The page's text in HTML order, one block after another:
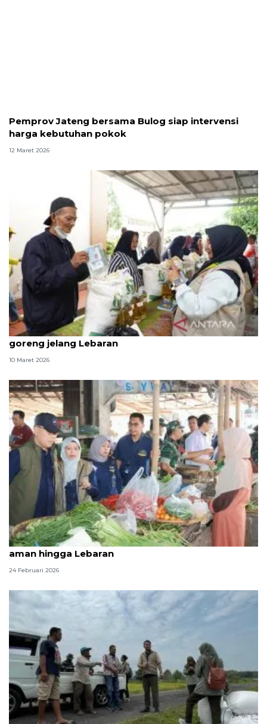
Pemprov Jateng bersama Bulog siap intervensi
harga kebutuhan pokok
12 Maret 2026
Pemerintah mulai salurkan bantuan beras-minyak
goreng jelang Lebaran
10 Maret 2026
Bulog pastikan stok dan harga pangan masih
aman hingga Lebaran
24 Februari 2026